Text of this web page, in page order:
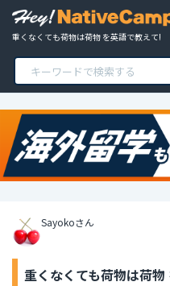
重くなくても荷物は荷物 を英語で教えて!
Sayokoさん
重くなくても荷物は荷